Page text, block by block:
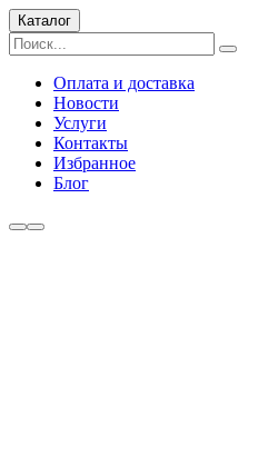
Каталог
Оплата и доставка
Новости
Услуги
Контакты
Избранное
Блог